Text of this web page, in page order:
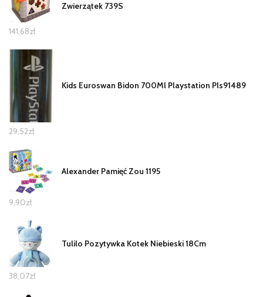
Zwierzątek 739S
141,68zł
Kids Euroswan Bidon 700Ml Playstation Pls91489
29,52zł
Alexander Pamięć Zou 1195
9,90zł
Tulilo Pozytywka Kotek Niebieski 18Cm
38,07zł